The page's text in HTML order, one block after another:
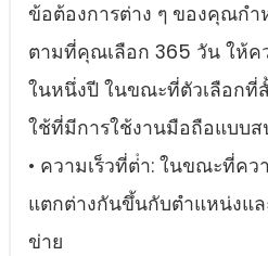
ข้อต้องการต่าง ๆ ของคุณกํา
ตามที่คุณเลือก 365 วัน ให้ค
ในหนึ่งปี ในขณะที่ตัวเลือกที่
ใช้ที่มีการใช้งานมือถือแบบส
• ความเร็วที่ต่ํา: ในขณะที่คว
แตกต่างกันขึ้นกับตําแหน่งแล
ข่าย